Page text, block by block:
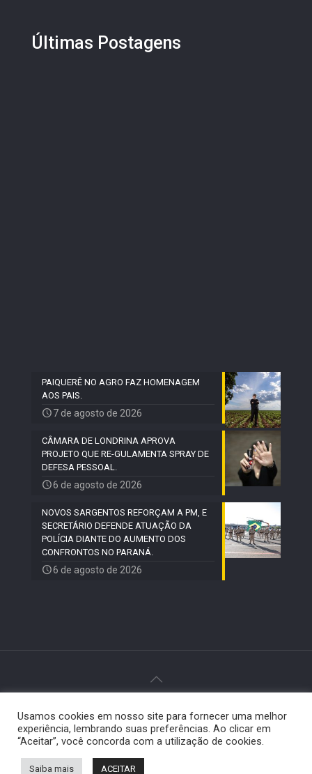
Últimas Postagens
PAIQUERÊ NO AGRO FAZ HOMENAGEM
AOS PAIS.
7 de agosto de 2026
CÂMARA DE LONDRINA APROVA
PROJETO QUE RE-GULAMENTA SPRAY DE
DEFESA PESSOAL.
6 de agosto de 2026
NOVOS SARGENTOS REFORÇAM A PM, E
SECRETÁRIO DEFENDE ATUAÇÃO DA
POLÍCIA DIANTE DO AUMENTO DOS
CONFRONTOS NO PARANÁ.
6 de agosto de 2026
© 2024 Paiquerê - Todos os direitos reservados |
Desenvolvido porElemento Visual
Usamos cookies em nosso site para fornecer uma melhor
experiência, lembrando suas preferências. Ao clicar em
“Aceitar”, você concorda com a utilização de cookies.
Saiba mais ACEITAR